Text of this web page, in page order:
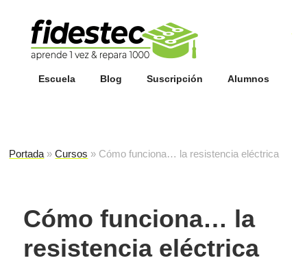
Escuela Blog Suscripción Alumnos
Portada »Cursos » Cómo funciona… la resistencia eléctrica
Cómo funciona… la
resistencia eléctrica